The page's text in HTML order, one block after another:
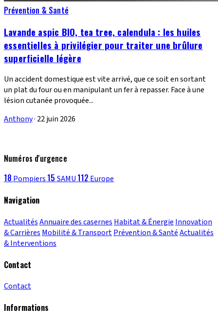
Prévention & Santé
Lavande aspic BIO, tea tree, calendula : les huiles
essentielles à privilégier pour traiter une brûlure
superficielle légère
Un accident domestique est vite arrivé, que ce soit en sortant
un plat du four ou en manipulant un fer à repasser. Face à une
lésion cutanée provoquée...
Anthony· 22 juin 2026
Numéros d'urgence
18 Pompiers 15 SAMU 112 Europe
Navigation
ActualitésAnnuaire des casernes Habitat & Énergie Innovation
& Carrières Mobilité & TransportPrévention & SantéActualités
& Interventions
Contact
Contact
Informations